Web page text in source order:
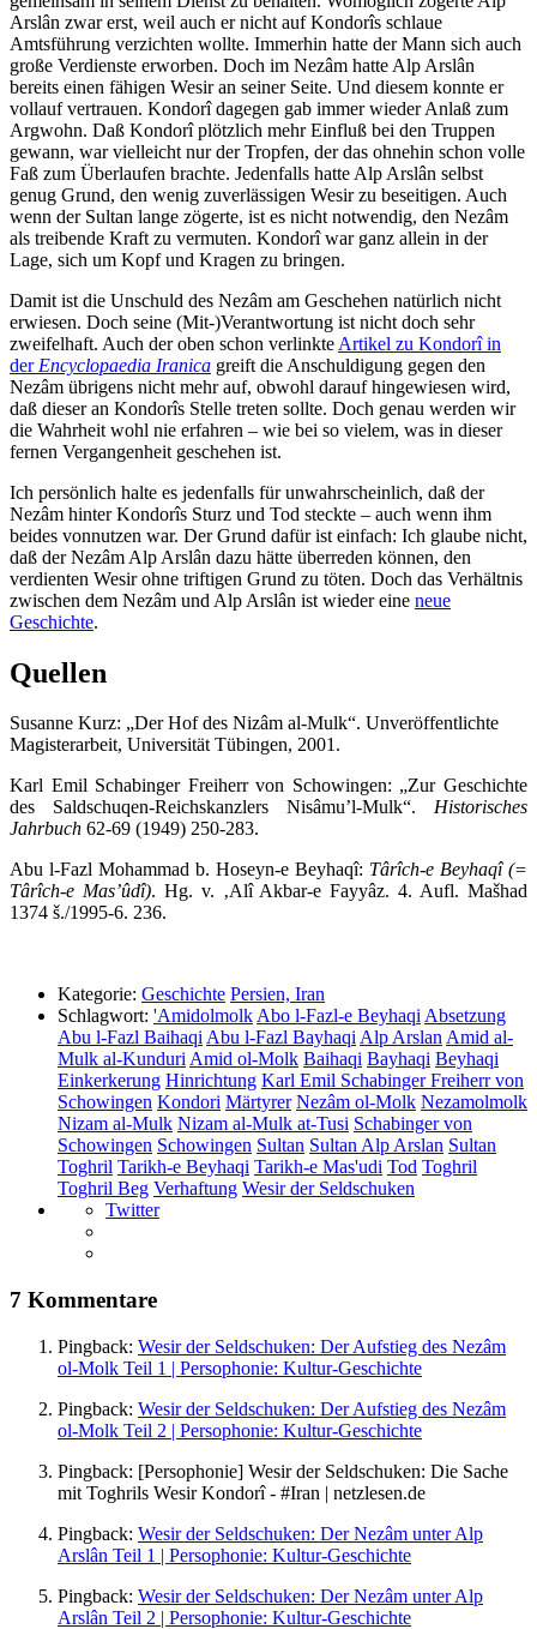
Arslân zwar erst, weil auch er nicht auf Kondorîs schlaue
Amtsführung verzichten wollte. Immerhin hatte der Mann sich auch
große Verdienste erworben. Doch im Nezâm hatte Alp Arslân
bereits einen fähigen Wesir an seiner Seite. Und diesem konnte er
vollauf vertrauen. Kondorî dagegen gab immer wieder Anlaß zum
Argwohn. Daß Kondorî plötzlich mehr Einfluß bei den Truppen
gewann, war vielleicht nur der Tropfen, der das ohnehin schon volle
Faß zum Überlaufen brachte. Jedenfalls hatte Alp Arslân selbst
genug Grund, den wenig zuverlässigen Wesir zu beseitigen. Auch
wenn der Sultan lange zögerte, ist es nicht notwendig, den Nezâm
als treibende Kraft zu vermuten. Kondorî war ganz allein in der
Lage, sich um Kopf und Kragen zu bringen.
Damit ist die Unschuld des Nezâm am Geschehen natürlich nicht
erwiesen. Doch seine (Mit-)Verantwortung ist nicht doch sehr
zweifelhaft. Auch der oben schon verlinkte Artikel zu Kondorî in
der Encyclopaedia Iranica greift die Anschuldigung gegen den
Nezâm übrigens nicht mehr auf, obwohl darauf hingewiesen wird,
daß dieser an Kondorîs Stelle treten sollte. Doch genau werden wir
die Wahrheit wohl nie erfahren – wie bei so vielem, was in dieser
fernen Vergangenheit geschehen ist.
Ich persönlich halte es jedenfalls für unwahrscheinlich, daß der
Nezâm hinter Kondorîs Sturz und Tod steckte – auch wenn ihm
beides vonnutzen war. Der Grund dafür ist einfach: Ich glaube nicht,
daß der Nezâm Alp Arslân dazu hätte überreden können, den
verdienten Wesir ohne triftigen Grund zu töten. Doch das Verhältnis
zwischen dem Nezâm und Alp Arslân ist wieder eine neue
Geschichte.
Quellen
Susanne Kurz: „Der Hof des Nizâm al-Mulk“. Unveröffentlichte
Magisterarbeit, Universität Tübingen, 2001.
Karl Emil Schabinger Freiherr von Schowingen: „Zur Geschichte
des Saldschuqen-Reichskanzlers Nisâmu’l-Mulk“. Historisches
Jahrbuch 62-69 (1949) 250-283.
Abu l-Fazl Mohammad b. Hoseyn-e Beyhaqî: Târîch-e Beyhaqî (=
Târîch-e Mas’ûdî). Hg. v. ‚Alî Akbar-e Fayyâz. 4. Aufl. Mašhad
1374 š./1995-6. 236.
Kategorie: Geschichte Persien, Iran
Schlagwort: 'AmidolmolkAbo l-Fazl-e BeyhaqiAbsetzung
Abu l-Fazl BaihaqiAbu l-Fazl BayhaqiAlp ArslanAmid al-
Mulk al-KunduriAmid ol-Molk Baihaqi Bayhaqi Beyhaqi
Einkerkerung Hinrichtung Karl Emil Schabinger Freiherr von
Schowingen Kondori Märtyrer Nezâm ol-Molk Nezamolmolk
Nizam al-Mulk Nizam al-Mulk at-Tusi Schabinger von
Schowingen Schowingen Sultan Sultan Alp Arslan Sultan
Toghril Tarikh-e Beyhaqi Tarikh-e Mas'udi Tod Toghril
Toghril Beg Verhaftung Wesir der Seldschuken
Twitter
7 Kommentare
Pingback: Wesir der Seldschuken: Der Aufstieg des Nezâm
ol-Molk Teil 1 | Persophonie: Kultur-Geschichte
Pingback: Wesir der Seldschuken: Der Aufstieg des Nezâm
ol-Molk Teil 2 | Persophonie: Kultur-Geschichte
Pingback: [Persophonie] Wesir der Seldschuken: Die Sache
mit Toghrils Wesir Kondorî - #Iran | netzlesen.de
Pingback: Wesir der Seldschuken: Der Nezâm unter Alp
Arslân Teil 1 | Persophonie: Kultur-Geschichte
Pingback: Wesir der Seldschuken: Der Nezâm unter Alp
Arslân Teil 2 | Persophonie: Kultur-Geschichte